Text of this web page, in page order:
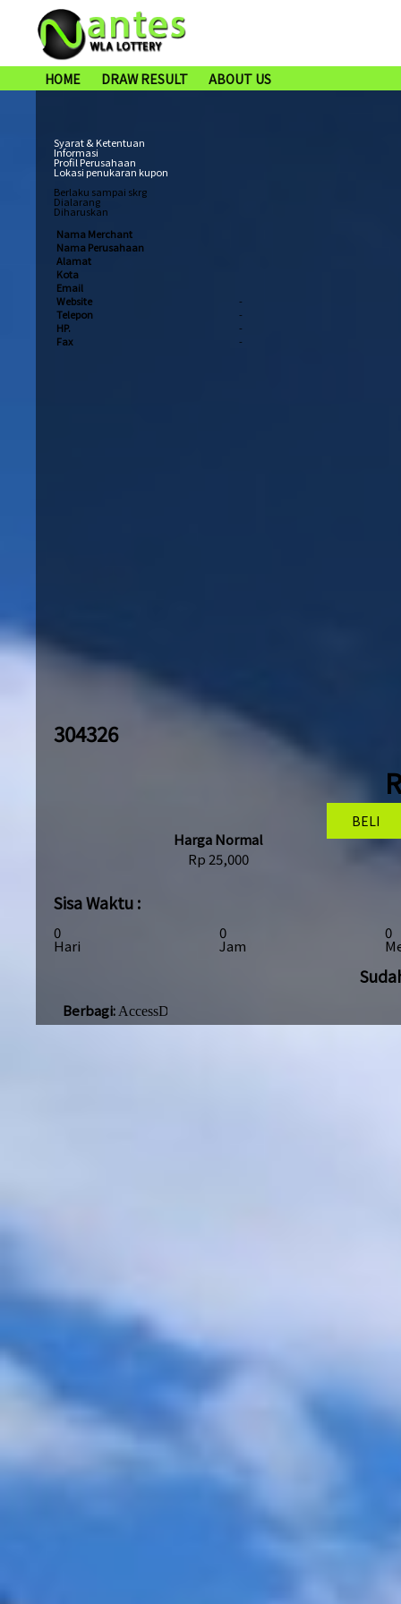
HOME DRAW RESULT ABOUT US
Syarat & Ketentuan
Informasi
Profil Perusahaan
Lokasi penukaran kupon
Berlaku sampai skrg
Dialarang
Diharuskan
Nama Merchant
Nama Perusahaan
Alamat
Kota
Email
Website
-
Telepon
-
HP.
-
Fax
-
304326
BELI
Harga Normal
Rp 25,000
Sisa Waktu :
0 0 0
Hari Jam
Berbagi: